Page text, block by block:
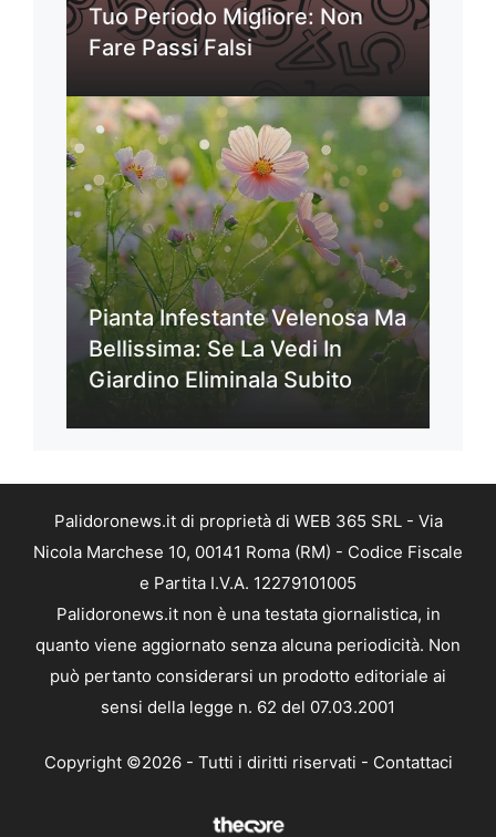
Tuo Periodo Migliore: Non
Fare Passi Falsi
Pianta Infestante Velenosa Ma
Bellissima: Se La Vedi In
Giardino Eliminala Subito
Palidoronews.it di proprietà di WEB 365 SRL - Via
Nicola Marchese 10, 00141 Roma (RM) - Codice Fiscale
e Partita I.V.A. 12279101005
Palidoronews.it non è una testata giornalistica, in
quanto viene aggiornato senza alcuna periodicità. Non
può pertanto considerarsi un prodotto editoriale ai
sensi della legge n. 62 del 07.03.2001
Copyright ©2026 - Tutti i diritti riservati - Contattaci